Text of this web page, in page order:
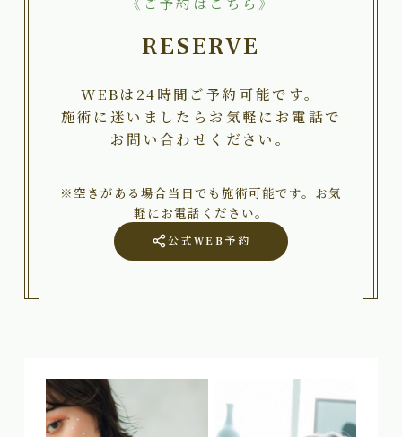
《ご予約はこちら》
RESERVE
WEBは24時間ご予約可能です。
施術に迷いましたらお気軽にお電話で
お問い合わせください。
※空きがある場合当日でも施術可能です。お気
軽にお電話ください。
公式WEB予約